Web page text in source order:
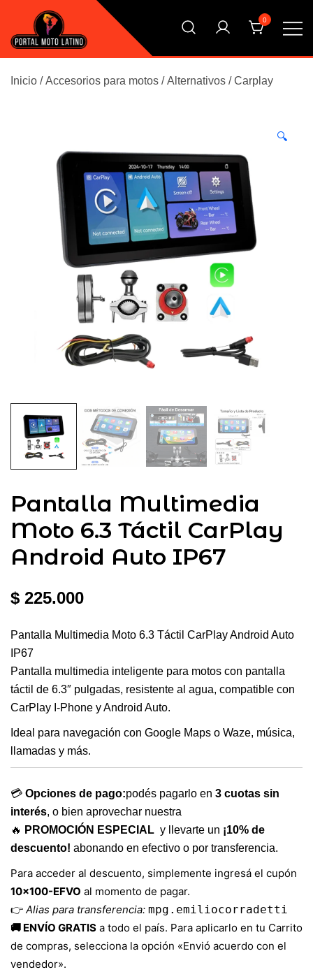
contenido
Argentina
El Primer Shopping Multi Comercios de la Moto Online
0
Inicio /Accesorios para motos /Alternativos /Carplay
🔍
Pantalla Multimedia
Moto 6.3 Táctil CarPlay
Android Auto IP67
$ 225.000
Pantalla Multimedia Moto 6.3 Táctil CarPlay Android Auto
IP67
Pantalla multimedia inteligente para motos con pantalla
táctil de 6.3″ pulgadas, resistente al agua, compatible con
CarPlay I-Phone y Android Auto.
Ideal para navegación con Google Maps o Waze, música,
llamadas y más.
💳 Opciones de pago:podés pagarlo en 3 cuotas sin
interés, o bien aprovechar nuestra
🔥 PROMOCIÓN ESPECIAL y llevarte un ¡10% de
descuento! abonando en efectivo o por transferencia.
Para acceder al descuento, simplemente ingresá el cupón
10×100-EFVO al momento de pagar.
👉 Alias para transferencia: mpg.emiliocorradetti
🚚 ENVÍO GRATIS a todo el país. Para aplicarlo en tu Carrito
de compras, selecciona la opción «Envió acuerdo con el
vendedor».